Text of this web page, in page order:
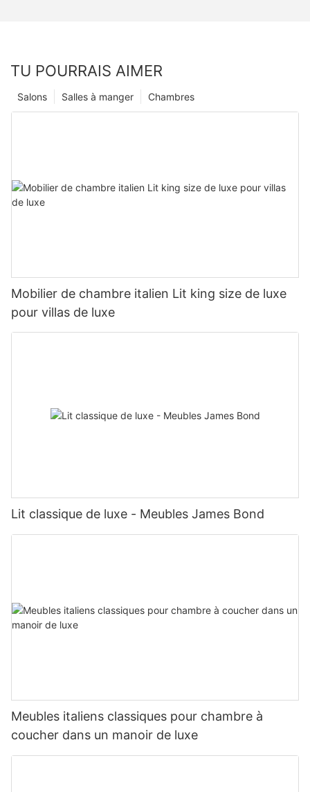
TU POURRAIS AIMER
Chambres
Salles à manger
Salons
Mobilier de chambre italien Lit king size de luxe
pour villas de luxe
Lit classique de luxe - Meubles James Bond
Meubles italiens classiques pour chambre à
coucher dans un manoir de luxe